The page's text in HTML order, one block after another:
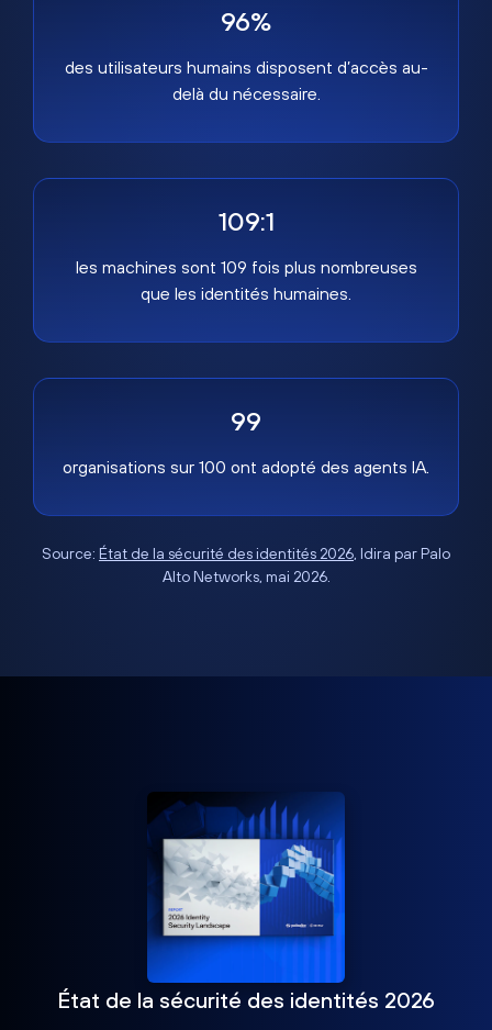
96%
des utilisateurs humains disposent d’accès au-
delà du nécessaire.
109:1
les machines sont 109 fois plus nombreuses
que les identités humaines.
99
organisations sur 100 ont adopté des agents IA.
Source: État de la sécurité des identités 2026, Idira par Palo
Alto Networks, mai 2026.
État de la sécurité des identités 2026